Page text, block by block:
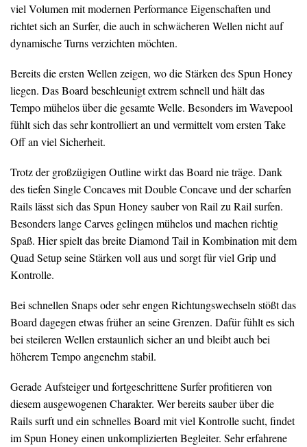
viel Volumen mit modernen Performance Eigenschaften und
richtet sich an Surfer, die auch in schwächeren Wellen nicht auf
dynamische Turns verzichten möchten.
Bereits die ersten Wellen zeigen, wo die Stärken des Spun Honey
liegen. Das Board beschleunigt extrem schnell und hält das
Tempo mühelos über die gesamte Welle. Besonders im Wavepool
fühlt sich das sehr kontrolliert an und vermittelt vom ersten Take
Off an viel Sicherheit.
Trotz der großzügigen Outline wirkt das Board nie träge. Dank
des tiefen Single Concaves mit Double Concave und der scharfen
Rails lässt sich das Spun Honey sauber von Rail zu Rail surfen.
Besonders lange Carves gelingen mühelos und machen richtig
Spaß. Hier spielt das breite Diamond Tail in Kombination mit dem
Quad Setup seine Stärken voll aus und sorgt für viel Grip und
Kontrolle.
Bei schnellen Snaps oder sehr engen Richtungswechseln stößt das
Board dagegen etwas früher an seine Grenzen. Dafür fühlt es sich
bei steileren Wellen erstaunlich sicher an und bleibt auch bei
höherem Tempo angenehm stabil.
Gerade Aufsteiger und fortgeschrittene Surfer profitieren von
diesem ausgewogenen Charakter. Wer bereits sauber über die
Rails surft und ein schnelles Board mit viel Kontrolle sucht, findet
im Spun Honey einen unkomplizierten Begleiter. Sehr erfahrene